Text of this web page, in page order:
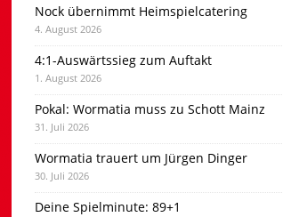
Nock übernimmt Heimspielcatering
4. August 2026
4:1-Auswärtssieg zum Auftakt
1. August 2026
Pokal: Wormatia muss zu Schott Mainz
31. Juli 2026
Wormatia trauert um Jürgen Dinger
30. Juli 2026
Deine Spielminute: 89+1